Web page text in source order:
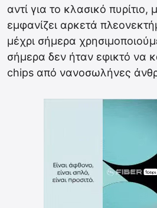
αντί για το κλασικό
εμφανίζει αρκετά
μέχρι σήμερα
σήμερα δεν ήταν εφικτό να
chips από νανοσωλήνες